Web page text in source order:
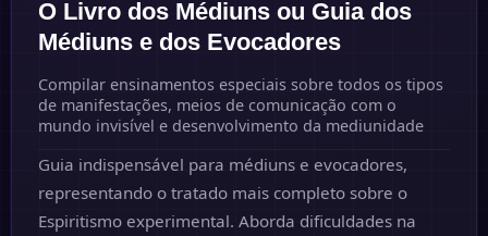
O Livro dos Médiuns ou Guia dos
Médiuns e dos Evocadores
Compilar ensinamentos especiais sobre todos os tipos
de manifestações, meios de comunicação com o
mundo invisível e desenvolvimento da mediunidade
Guia indispensável para médiuns e evocadores,
representando o tratado mais completo sobre o
Espiritismo experimental. Aborda dificuldades na